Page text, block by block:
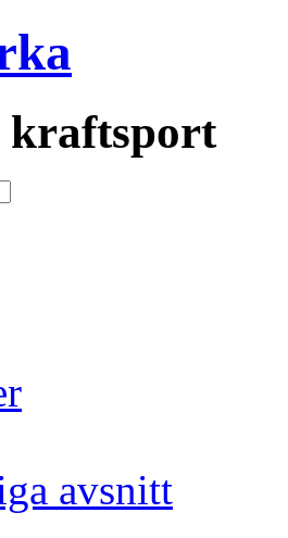
avsnitt